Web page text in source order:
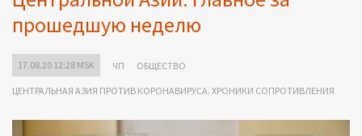
прошедшую неделю
17.08.20 12:28 MSK ЧП ОБЩЕСТВО
ЦЕНТРАЛЬНАЯ АЗИЯ ПРОТИВ КОРОНАВИРУСА. ХРОНИКИ СОПРОТИВЛЕНИЯ